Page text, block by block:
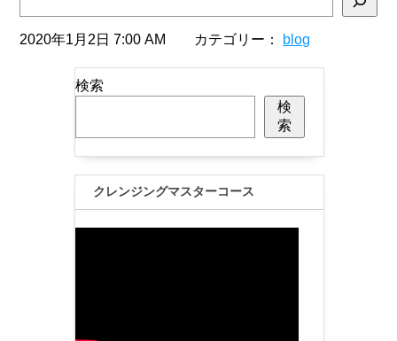
2020年1月2日 7:00 AM カテゴリー： blog
検索
検
索
クレンジングマスターコース